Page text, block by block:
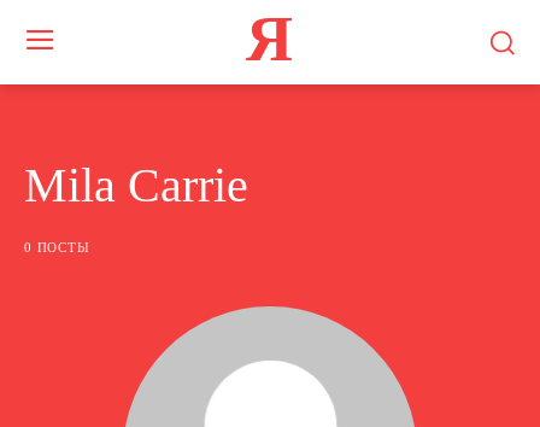
Я
Mila Carrie
0 ПОСТЫ